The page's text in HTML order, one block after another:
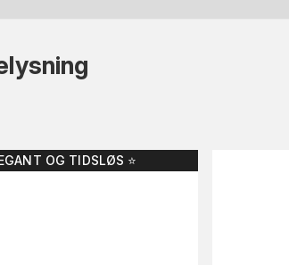
OG TIDSLØS ⭐️